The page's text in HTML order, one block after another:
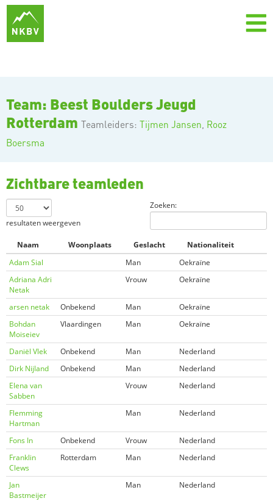
Team: Beest Boulders Jeugd
Rotterdam Teamleiders: Tijmen Jansen, Rooz
Boersma
Zichtbare teamleden
resultaten weergeven
Zoeken:
Naam Woonplaats Geslacht
Nationaliteit
Adam Sial
Man
Oekraïne
Adriana Adri
Netak
Vrouw Oekraïne
arsen netak Onbekend Man
Oekraïne
Bohdan
Moiseiev
Vlaardingen Man Oekraïne
Daniël Vlek Onbekend Man
Nederland
Dirk Nijland
Onbekend Man
Nederland
Elena van
Sabben
Vrouw Nederland
Flemming
Hartman
Man Nederland
Fons In Onbekend Vrouw
Nederland
Franklin
Clews
Rotterdam Man Nederland
Jan
Bastmeijer
Man Nederland